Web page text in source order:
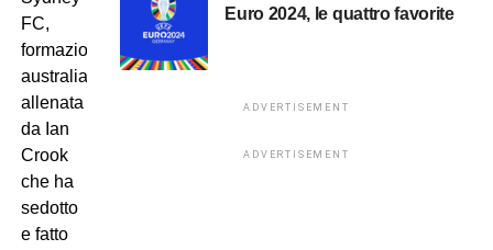
FC,
formazione
australiana
allenata
da Ian
Crook
che ha
sedotto
e fatto
Euro 2024, le quattro favorite
ADVERTISEMENT
ADVERTISEMENT